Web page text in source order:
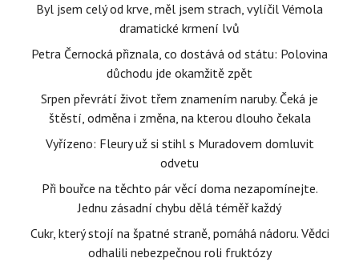
Byl jsem celý od krve, měl jsem strach, vylíčil Vémola
dramatické krmení lvů
Petra Černocká přiznala, co dostává od státu: Polovina
důchodu jde okamžitě zpět
Srpen převrátí život třem znamením naruby. Čeká je
štěstí, odměna i změna, na kterou dlouho čekala
Vyřízeno: Fleury už si stihl s Muradovem domluvit
odvetu
Při bouřce na těchto pár věcí doma nezapomínejte.
Jednu zásadní chybu dělá téměř každý
Cukr, který stojí na špatné straně, pomáhá nádoru. Vědci
odhalili nebezpečnou roli fruktózy